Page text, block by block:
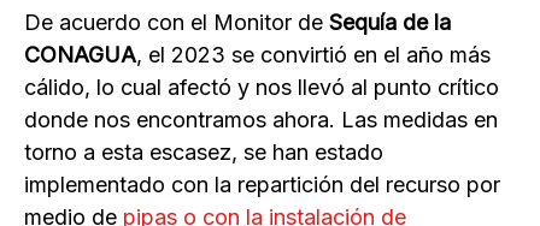
De acuerdo con el Monitor de Sequía de la
CONAGUA, el 2023 se convirtió en el año más
cálido, lo cual afectó y nos llevó al punto crítico
donde nos encontramos ahora. Las medidas en
torno a esta escasez, se han estado
implementado con la repartición del recurso por
medio de pipas o con la instalación de